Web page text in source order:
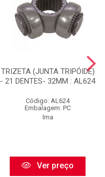
TRIZETA (JUNTA TRIPÓIDE)
- 21 DENTES- 32MM : AL624
Código: AL624
Embalagem: PC
Ima
Ver preço